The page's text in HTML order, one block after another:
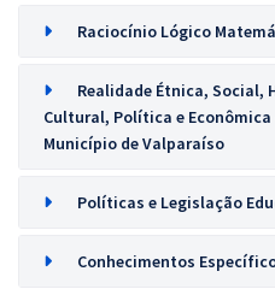
Raciocínio Lógico
Realidade Étnica, Social,
Cultural, Política e Econômica
Município de Valparaíso
Políticas e Legislação
Conhecimentos